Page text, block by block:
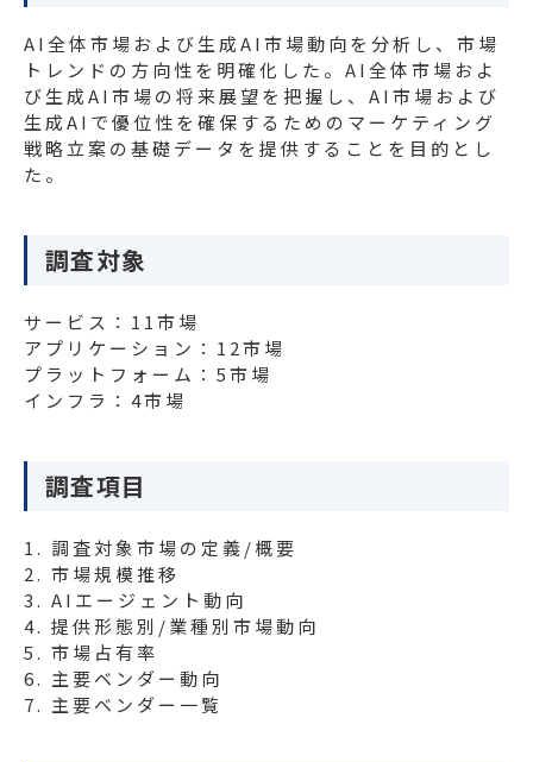
AI全体市場および生成AI市場動向を分析し、市場
トレンドの方向性を明確化した。AI全体市場およ
び生成AI市場の将来展望を把握し、AI市場および
生成AIで優位性を確保するためのマーケティング
戦略立案の基礎データを提供することを目的とし
た。
調査対象
サービス：11市場
アプリケーション：12市場
プラットフォーム：5市場
インフラ：4市場
調査項目
1. 調査対象市場の定義/概要
2. 市場規模推移
3. AIエージェント動向
4. 提供形態別/業種別市場動向
5. 市場占有率
6. 主要ベンダー動向
7. 主要ベンダー一覧